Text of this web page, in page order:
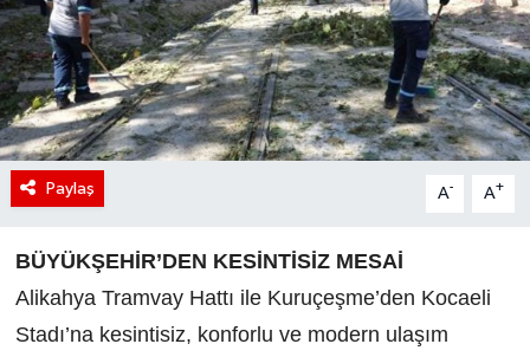
Paylaş A- A+
BÜYÜKŞEHİR’DEN KESİNTİSİZ MESAİ
Alikahya Tramvay Hattı ile Kuruçeşme’den Kocaeli
Stadı’na kesintisiz, konforlu ve modern ulaşım